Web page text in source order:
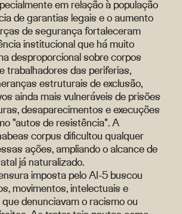
em relação à população
de garantias legais e o aumento
de segurança fortaleceram
institucional que há muito
desproporcional sobre corpos
trabalhadores das periferias,
estruturais de exclusão,
ainda mais vulneráveis de prisões
desaparecimentos e execuções
"autos de resistência". A
corpus dificultou qualquer
ações, ampliando o alcance de
já naturalizado.
imposta pelo AI-5 buscou
movimentos, intelectuais e
denunciavam o racismo ou